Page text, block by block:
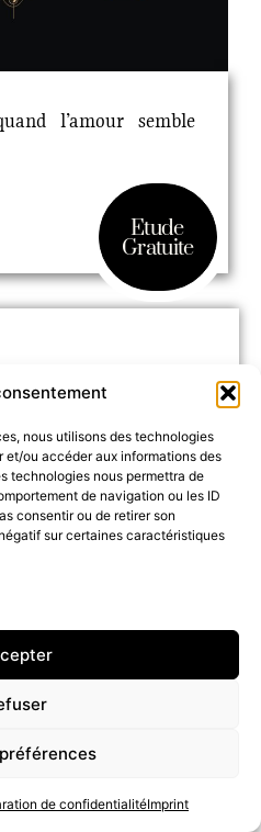
nous utilisons des technologies
ou accéder aux informations des
technologies nous permettra de
de navigation ou les ID
consentir ou de retirer son
sur certaines caractéristiques
de confidentialitéImprint
l’amour semble
Etude
Gratuite
ont déjà vécu des
et ont pu retrouver
intervention.